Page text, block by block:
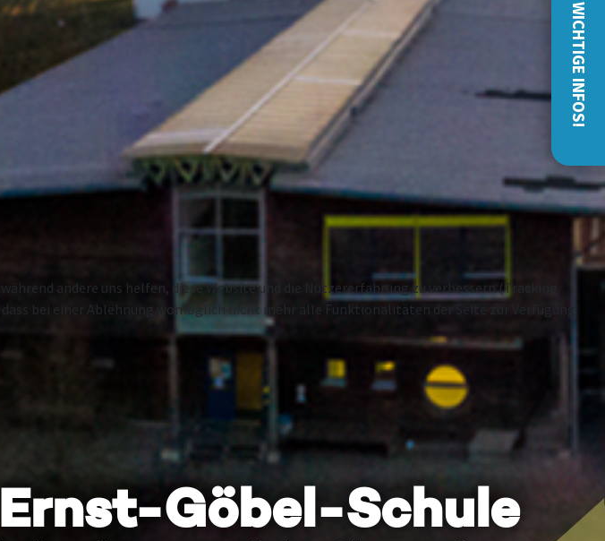
WICHTIGE INFOS!
Göbel-Schule
andere uns helfen, diese Website und die Nutzererfahrung zu verbessern (Tracking
bei einer Ablehnung womöglich nicht mehr alle Funktionalitäten der Seite zur Verfügung